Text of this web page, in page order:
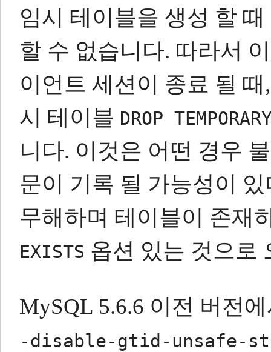
임시 테​​이블을 생성 할
할 수 없습니다. 따라서
이언트 세션이 종료 될
시 테이블 DROP
니다. 이것은 어떤 경우
문이 기록 될 가능성이
무해하며 테이블이 존재
EXISTS 옵션 있는 것으로
MySQL 5.6.6 이전 버전
-disable-gtid-unsafe-